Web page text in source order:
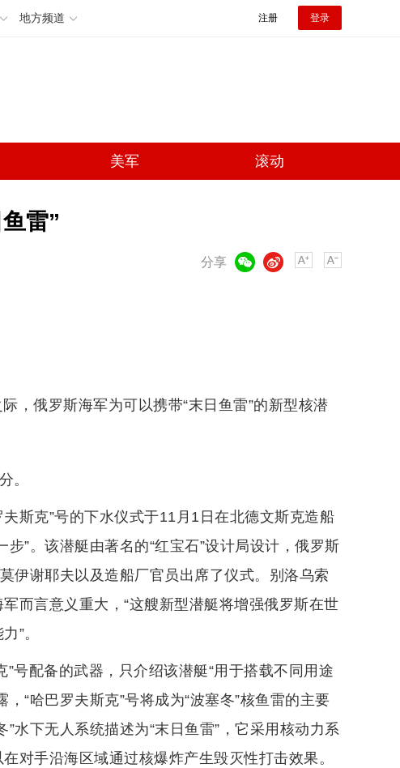
地方频道 注册 登录
美军 滚动
雷”
分享
微博
，俄罗斯海军为可以携带“末日鱼雷”的新型核潜
。
斯克”号的下水仪式于11月1日在北德文斯克造船
”。该潜艇由著名的“红宝石”设计局设计，俄罗斯
伊谢耶夫以及造船厂官员出席了仪式。别洛乌索
而言意义重大，“这艘新型潜艇将增强俄罗斯在世
”。
号配备的武器，只介绍该潜艇“用于搭载不同用途
“哈巴罗夫斯克”号将成为“波塞冬”核鱼雷的主要
水下无人系统描述为“末日鱼雷”，它采用核动力系
对手沿海区域通过核爆炸产生毁灭性打击效果。